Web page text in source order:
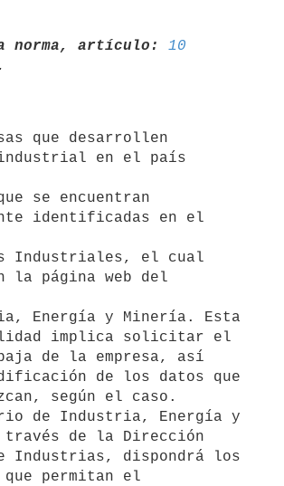
norma, artículo:
10
en el país
se encuentran
identificadas en el
Industriales, el cual
la página web del
Energía y Minería. Esta
implica solicitar el
de la empresa, así
de los datos que
según el caso.
de Industria, Energía y
de la Dirección
Industrias, dispondrá los
que permitan el